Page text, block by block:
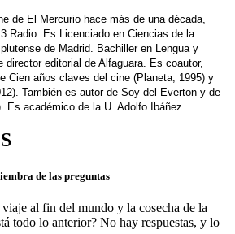
de El Mercurio hace más de una década,
Radio. Es Licenciado en Ciencias de la
de Madrid. Bachiller en Lengua y
director editorial de Alfaguara. Es coautor,
Cien años claves del cine (Planeta, 1995) y
También es autor de Soy del Everton y de
Es académico de la U. Adolfo Ibáñez.
de las preguntas
al fin del mundo y la cosecha de la
todo lo anterior? No hay respuestas, y lo